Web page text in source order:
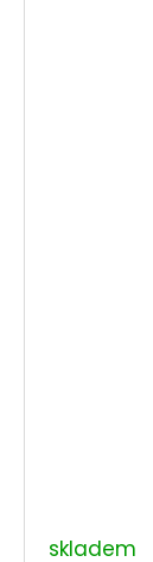
skladem